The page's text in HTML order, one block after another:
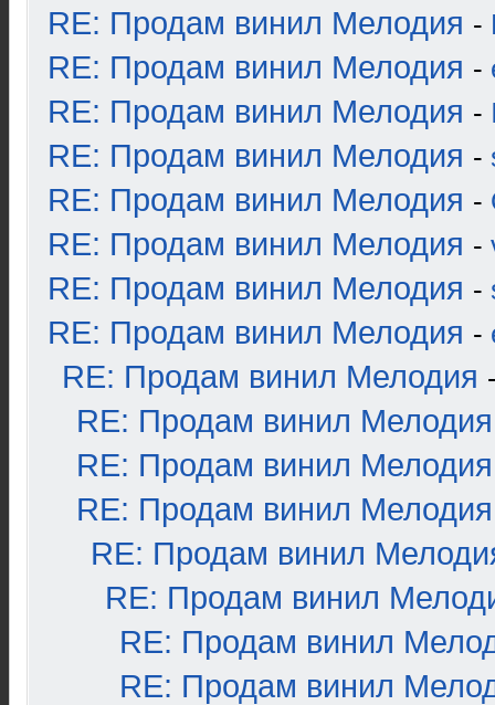
RE: Продам винил Мелодия -
RE: Продам винил Мелодия -
RE: Продам винил Мелодия -
RE: Продам винил Мелодия -
RE: Продам винил Мелодия -
RE: Продам винил Мелодия -
RE: Продам винил Мелодия -
RE: Продам винил Мелодия -
RE: Продам винил Мелодия
RE: Продам винил Мелодия
RE: Продам винил Мелодия
RE: Продам винил Мелодия
RE: Продам винил
RE: Продам винил
RE: Продам винил
RE: Продам винил